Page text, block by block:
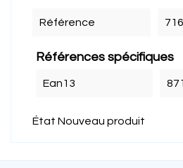
Référence
Références spécifiques
Ean13
État Nouveau produit